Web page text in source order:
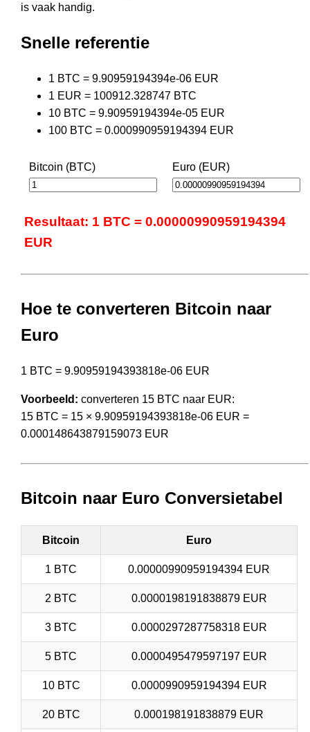
is vaak handig.
Snelle referentie
1 BTC = 9.90959194394e-06 EUR
1 EUR = 100912.328747 BTC
10 BTC = 9.90959194394e-05 EUR
100 BTC = 0.000990959194394 EUR
Bitcoin (BTC) Euro (EUR)
Resultaat: 1 BTC = 0.00000990959194394
EUR
Hoe te converteren Bitcoin naar
Euro
1 BTC = 9.90959194393818e-06 EUR
Voorbeeld: converteren 15 BTC naar EUR:
15 BTC = 15 × 9.90959194393818e-06 EUR =
0.000148643879159073 EUR
Bitcoin naar Euro Conversietabel
Bitcoin Euro
1 BTC 0.00000990959194394 EUR
2 BTC 0.0000198191838879 EUR
3 BTC 0.0000297287758318 EUR
5 BTC 0.0000495479597197 EUR
10 BTC 0.0000990959194394 EUR
20 BTC 0.000198191838879 EUR